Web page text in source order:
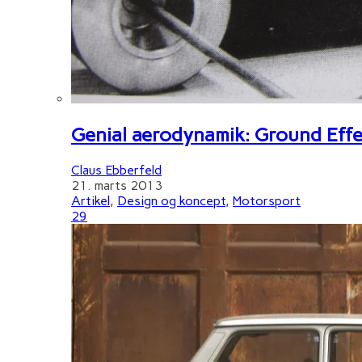
Genial aerodynamik: Ground
Claus Ebberfeld
21. marts 2013
Artikel, Design og koncept, Motorsport
29